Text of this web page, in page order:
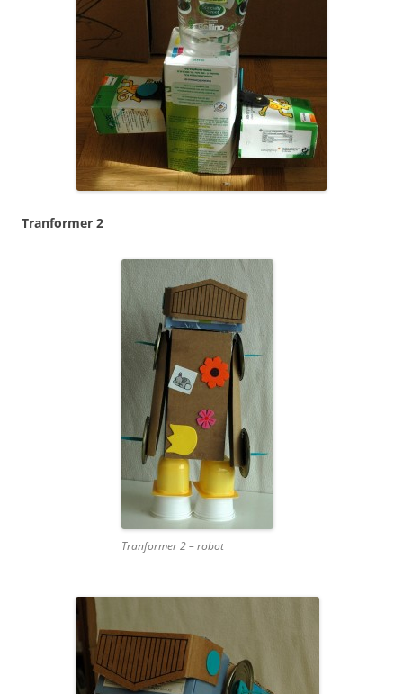
Tranformer 2
Tranformer 2 – robot